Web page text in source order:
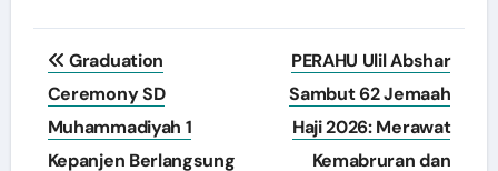
Navigasi
pos
Graduation
Ceremony SD
Muhammadiyah 1
Kepanjen Berlangsung
PERAHU Ulil Abshar
Sambut 62 Jemaah
Haji 2026: Merawat
Kemabruran dan